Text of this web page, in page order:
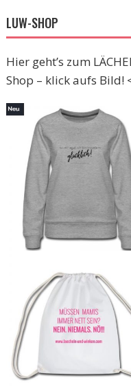
LUW-SHOP
Hier geht’s zum
Shop – klick aufs Bild!